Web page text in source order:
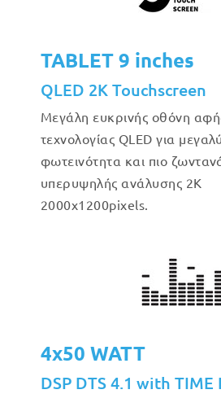
TABLET 9 inches
QLED 2K Touchscreen
Μεγάλη ευκρινής οθόνη
τεχνολογίας QLED για
φωτεινότητα και πιο
υπερυψηλής ανάλυσης 2Κ
2000x1200pixels.
4x50 WATT
DSP DTS 4.1 with TIME